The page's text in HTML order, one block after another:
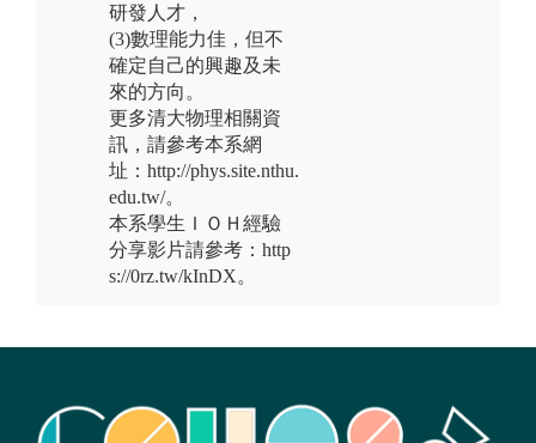
研發人才，
(3)數理能力佳，但不
確定自己的興趣及未
來的方向。
更多清大物理相關資
訊，請參考本系網
址：http://phys.site.nthu.
edu.tw/。
本系學生ＩＯＨ經驗
分享影片請參考：http
s://0rz.tw/kInDX。